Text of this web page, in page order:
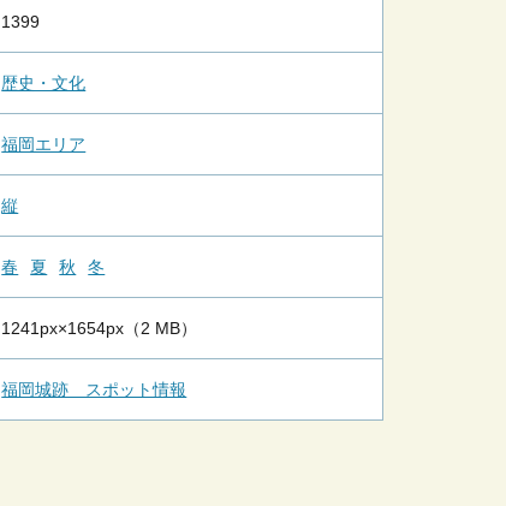
1399
歴史・文化
福岡エリア
縦
春 夏 秋 冬
1241px×1654px（2 MB）
福岡城跡 スポット情報